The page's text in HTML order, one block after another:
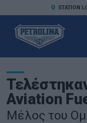
STATION
Aviation
Μέλος του